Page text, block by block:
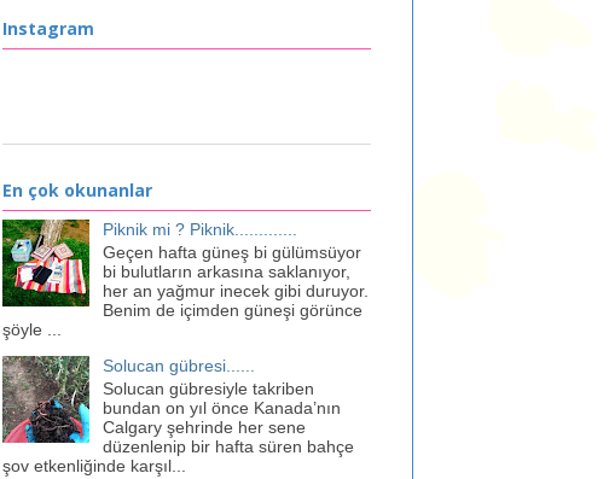
Instagram
En çok okunanlar
Piknik mi ? Piknik.............
Geçen hafta güneş bi gülümsüyor
bi bulutların arkasına saklanıyor,
her an yağmur inecek gibi duruyor.
Benim de içimden güneşi görünce
şöyle ...
Solucan gübresi......
Solucan gübresiyle takriben
bundan on yıl önce Kanada’nın
Calgary şehrinde her sene
düzenlenip bir hafta süren bahçe
şov etkenliğinde karşıl...